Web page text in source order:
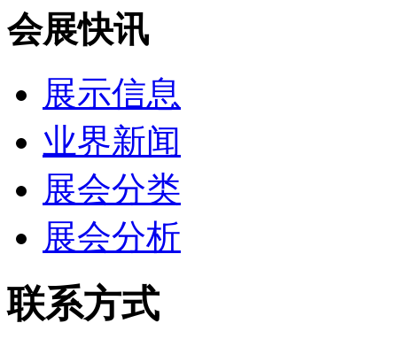
会展快讯
展示信息
业界新闻
展会分类
展会分析
联系方式